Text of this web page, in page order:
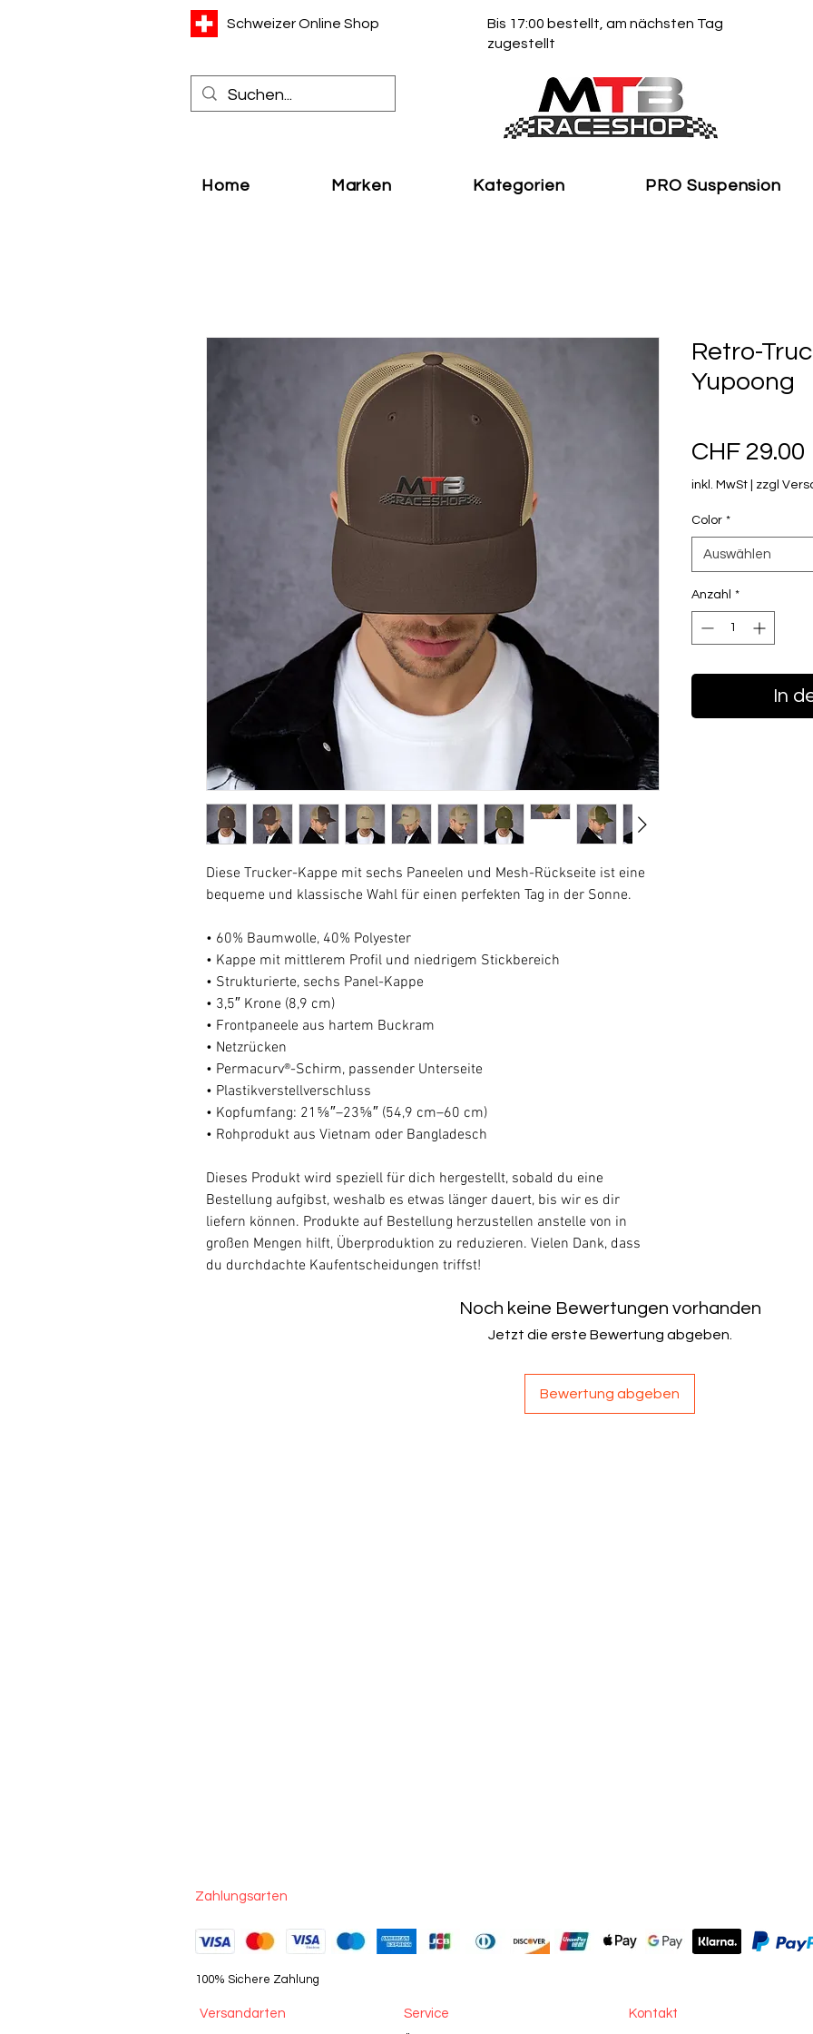
Schweizer Online Shop
Bis 17:00 bestellt, am nächsten Tag
zugestellt
Home Marken Kategorien PRO Suspension
Diese Trucker-Kappe mit sechs Paneelen und Mesh-Rückseite ist eine
bequeme und klassische Wahl für einen perfekten Tag in der Sonne.
• 60% Baumwolle, 40% Polyester
• Kappe mit mittlerem Profil und niedrigem Stickbereich
• Strukturierte, sechs Panel-Kappe
• 3,5″ Krone (8,9 cm)
• Frontpaneele aus hartem Buckram
• Netzrücken
• Permacurv®-Schirm, passender Unterseite
• Plastikverstellverschluss
• Kopfumfang: 21⅝″–23⅝″ (54,9 cm–60 cm)
• Rohprodukt aus Vietnam oder Bangladesch
Dieses Produkt wird speziell für dich hergestellt, sobald du eine
Bestellung aufgibst, weshalb es etwas länger dauert, bis wir es dir
liefern können. Produkte auf Bestellung herzustellen anstelle von in
großen Mengen hilft, Überproduktion zu reduzieren. Vielen Dank, dass
du durchdachte Kaufentscheidungen triffst!
Retro-
Yupoong
CHF 29.00
inkl. MwSt zzgl
Color *
Auswählen
Anzahl *
In
Noch keine Bewertungen vorhanden
Jetzt die erste Bewertung abgeben.
Bewertung abgeben
Zahlungsarten
100% Sichere Zahlung
Versandarten Service Kontakt